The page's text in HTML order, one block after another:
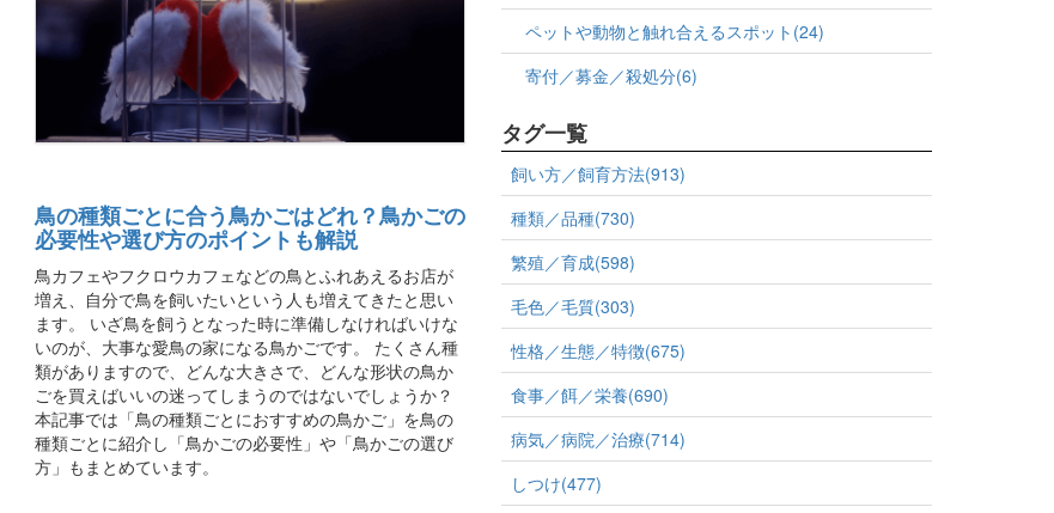
鳥の種類ごとに合う鳥かごはどれ？鳥かごの
必要性や選び方のポイントも解説
鳥カフェやフクロウカフェなどの鳥とふれあえるお店が
増え、自分で鳥を飼いたいという人も増えてきたと思い
ます。 いざ鳥を飼うとなった時に準備しなければいけな
いのが、大事な愛鳥の家になる鳥かごです。 たくさん種
類がありますので、どんな大きさで、どんな形状の鳥か
ごを買えばいいの迷ってしまうのではないでしょうか？
本記事では「鳥の種類ごとにおすすめの鳥かご」を鳥の
種類ごとに紹介し「鳥かごの必要性」や「鳥かごの選び
方」もまとめています。
ペットや動物と触れ合えるスポット(24)
寄付／募金／殺処分(6)
タグ一覧
飼い方／飼育方法(913)
種類／品種(730)
繁殖／育成(598)
毛色／毛質(303)
性格／生態／特徴(675)
食事／餌／栄養(690)
病気／病院／治療(714)
しつけ(477)